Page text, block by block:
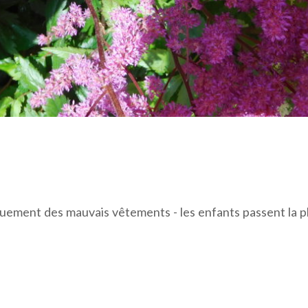
des mauvais vêtements - les enfants passent la